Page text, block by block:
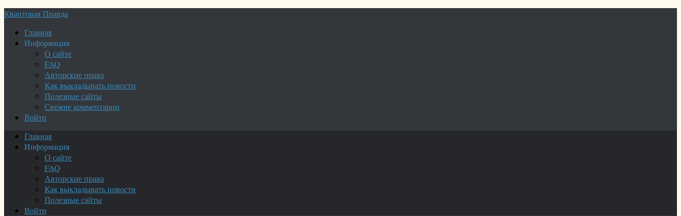
Квантовая Правда
Главная
Информация
О сайте
FAQ
Авторские права
Как выкладывать новости
Полезные сайты
Свежие комментарии
Войти
Главная
Информация
О сайте
FAQ
Авторские права
Как выкладывать новости
Полезные сайты
Войти